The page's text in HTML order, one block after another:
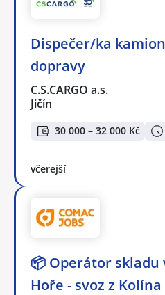
Dispečer/ka
dopravy
C.S.CARGO a.s.
Jičín
30 000 – 32 000 Kč
včerejší
📦 Operátor skladu
Hoře - svoz z